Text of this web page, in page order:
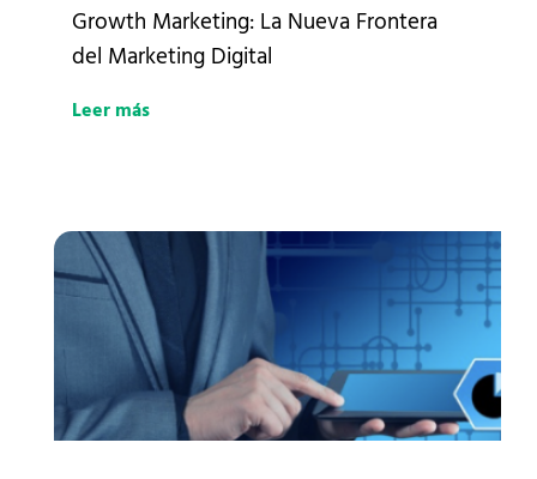
Growth Marketing: La Nueva Frontera
del Marketing Digital
Leer más